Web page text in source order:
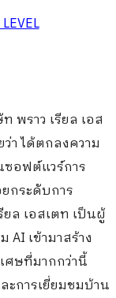
พราว เรียล เอส
า ได้ตกลงความ
อฟต์แวร์การ
กระดับการ
ล เอสเตท เป็นผู้
เข้ามาสร้าง
ษที่มากกว่านี้
ะการเยี่ยมชมบ้าน